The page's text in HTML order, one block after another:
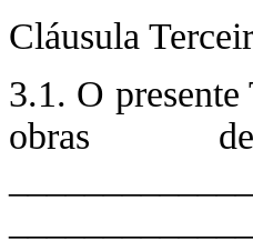
Cláusula
3.1. O
obras